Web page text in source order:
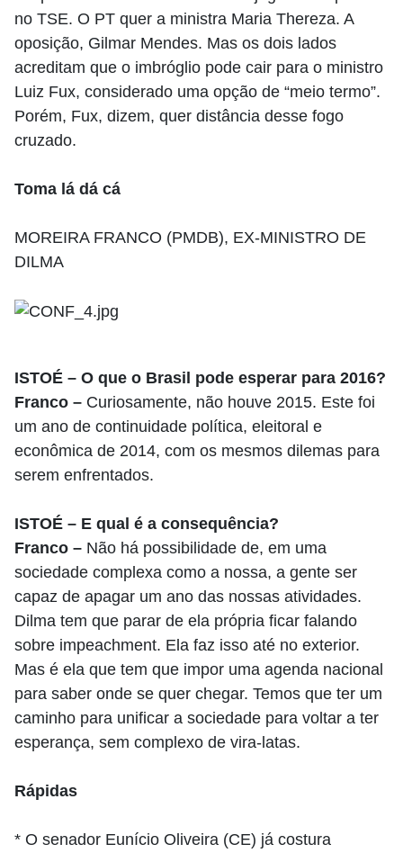
no TSE. O PT quer a ministra Maria Thereza. A
oposição, Gilmar Mendes. Mas os dois lados
acreditam que o imbróglio pode cair para o ministro
Luiz Fux, considerado uma opção de “meio termo”.
Porém, Fux, dizem, quer distância desse fogo
cruzado.
Toma lá dá cá
MOREIRA FRANCO (PMDB), EX-MINISTRO DE
DILMA
ISTOÉ – O que o Brasil pode esperar para 2016?
Franco – Curiosamente, não houve 2015. Este foi
um ano de continuidade política, eleitoral e
econômica de 2014, com os mesmos dilemas para
serem enfrentados.
ISTOÉ – E qual é a consequência?
Franco – Não há possibilidade de, em uma
sociedade complexa como a nossa, a gente ser
capaz de apagar um ano das nossas atividades.
Dilma tem que parar de ela própria ficar falando
sobre impeachment. Ela faz isso até no exterior.
Mas é ela que tem que impor uma agenda nacional
para saber onde se quer chegar. Temos que ter um
caminho para unificar a sociedade para voltar a ter
esperança, sem complexo de vira-latas.
Rápidas
* O senador Eunício Oliveira (CE) já costura